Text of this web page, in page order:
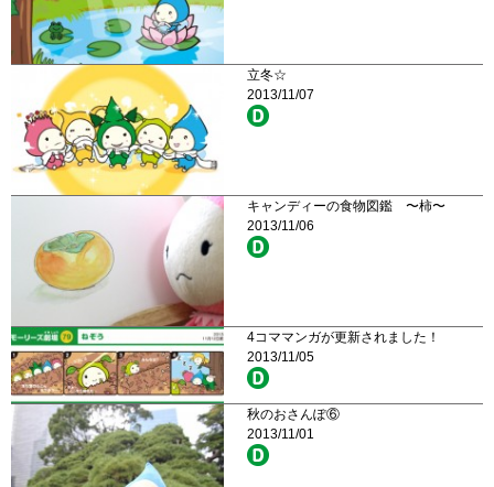
立冬☆
2013/11/07
キャンディーの食物図鑑 〜柿〜
2013/11/06
4コママンガが更新されました！
2013/11/05
秋のおさんぽ⑥
2013/11/01